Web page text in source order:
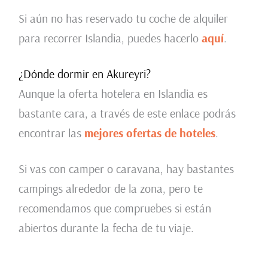
Si aún no has reservado tu coche de alquiler
para recorrer Islandia, puedes hacerlo aquí.
¿Dónde dormir en Akureyri?
Aunque la oferta hotelera en Islandia es
bastante cara, a través de este enlace podrás
encontrar las mejores ofertas de hoteles.
Si vas con camper o caravana, hay bastantes
campings alrededor de la zona, pero te
recomendamos que compruebes si están
abiertos durante la fecha de tu viaje.